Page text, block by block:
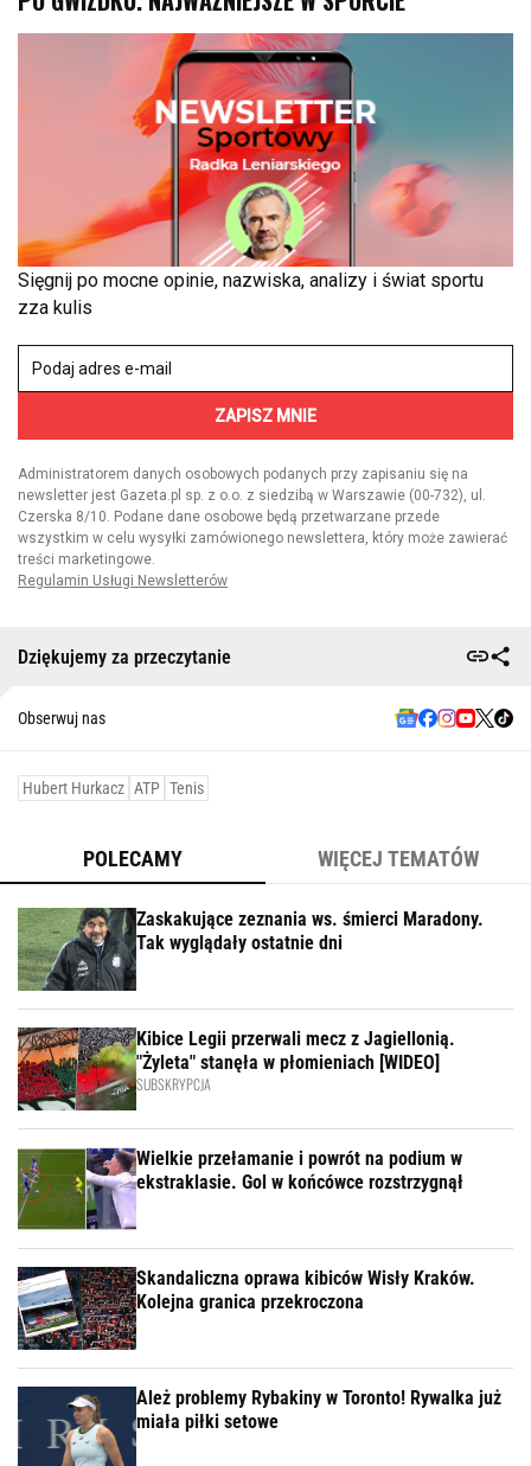
Dziękujemy za przeczytanie
Obserwuj nas
Hubert Hurkacz ATP Tenis
POLECAMY WIĘCEJ TEMATÓW
Zaskakujące zeznania ws. śmierci Maradony.
Tak wyglądały ostatnie dni
Kibice Legii przerwali mecz z Jagiellonią.
"Żyleta" stanęła w płomieniach [WIDEO]
SUBSKRYPCJA
Wielkie przełamanie i powrót na podium w
ekstraklasie. Gol w końcówce rozstrzygnął
Skandaliczna oprawa kibiców Wisły Kraków.
Kolejna granica przekroczona
Ależ problemy Rybakiny w Toronto! Rywalka już
miała piłki setowe